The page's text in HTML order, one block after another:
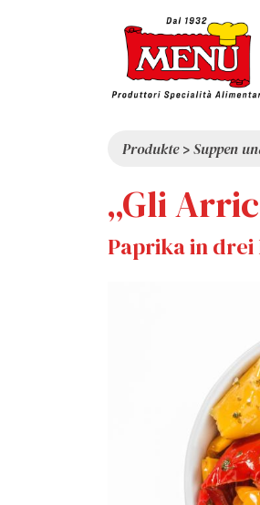
Produkte>Suppen
„Gli
Paprika in